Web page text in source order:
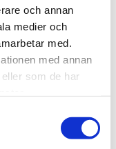
och annan
medier och
med.
med annan
som de har
kvalitetssäkrade
i vår app -